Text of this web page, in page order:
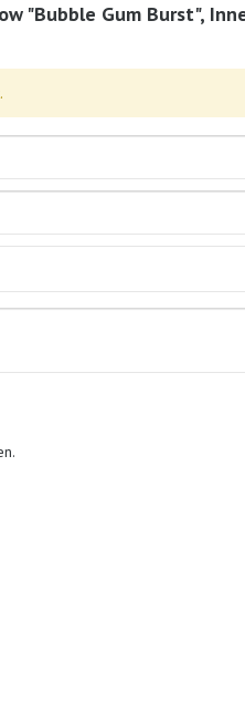
"Bubble Gum Burst",